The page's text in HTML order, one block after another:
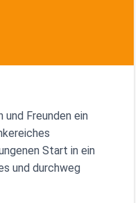
und Freunden ein
Start in ein
und durchweg